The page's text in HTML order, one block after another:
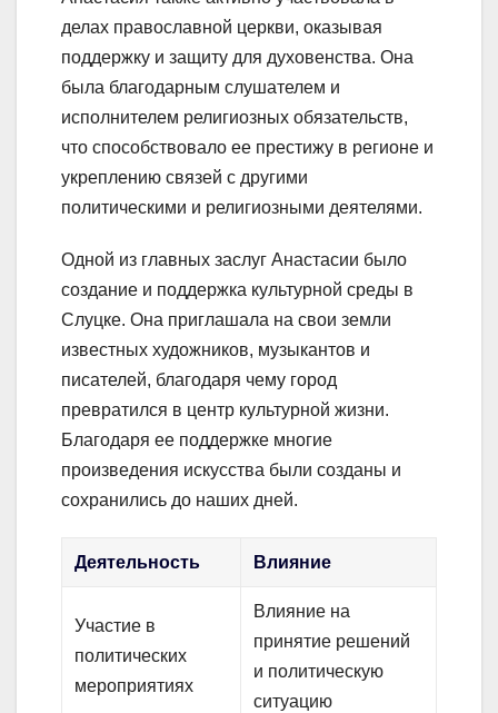
делах православной церкви, оказывая
поддержку и защиту для духовенства. Она
была благодарным слушателем и
исполнителем религиозных обязательств,
что способствовало ее престижу в регионе и
укреплению связей с другими
политическими и религиозными деятелями.
Одной из главных заслуг Анастасии было
создание и поддержка культурной среды в
Слуцке. Она приглашала на свои земли
известных художников, музыкантов и
писателей, благодаря чему город
превратился в центр культурной жизни.
Благодаря ее поддержке многие
произведения искусства были созданы и
сохранились до наших дней.
Деятельность Влияние
Участие в
политических
мероприятиях
Влияние на
принятие решений
и политическую
ситуацию